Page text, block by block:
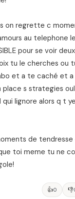
on regrette c
au telephone
pour se voir
tu le cherches ou
et a te caché et
s strategies
lignore alors q t
de tendresse
toi meme tu ne
👍0 👎